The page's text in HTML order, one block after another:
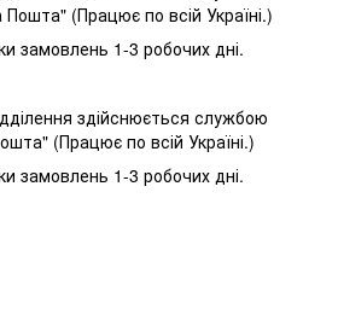
(Працює по всій Україні.)
замовлень 1-3 робочих дні.
здійснюється службою
(Працює по всій Україні.)
замовлень 1-3 робочих дні.